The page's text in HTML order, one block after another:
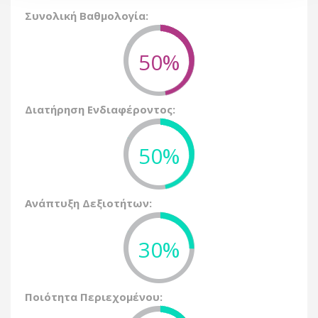
Συνολική Βαθμολογία:
50%
Διατήρηση Ενδιαφέροντος:
50%
Ανάπτυξη Δεξιοτήτων:
30%
Ποιότητα Περιεχομένου: